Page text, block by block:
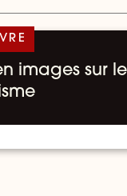
images sur